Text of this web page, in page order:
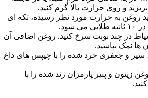
و روی حرارت بالا گرم کنید.
روغن به حرارت مورد نظر رسیده، تکه ای
شود.
در چند نوبت سرخ کنید. روغن اضافی آن
ها نمک بپاشید.
و جعفری خرد شده را با چیپس های داغ
زیتون و پنیر پارمزان رند شده را با